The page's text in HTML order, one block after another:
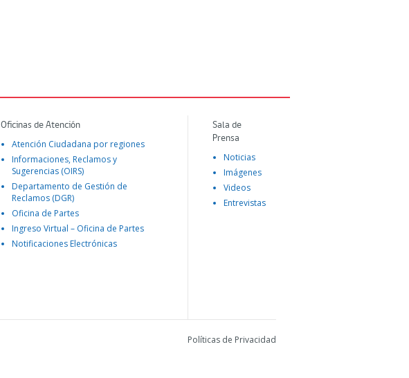
Oficinas de Atención
Atención Ciudadana por regiones
Informaciones, Reclamos y
Sugerencias (OIRS)
Departamento de Gestión de
Reclamos (DGR)
Oficina de Partes
Ingreso Virtual – Oficina de Partes
Notificaciones Electrónicas
Sala de
Prensa
Noticias
Imágenes
Videos
Entrevistas
Políticas de Privacidad